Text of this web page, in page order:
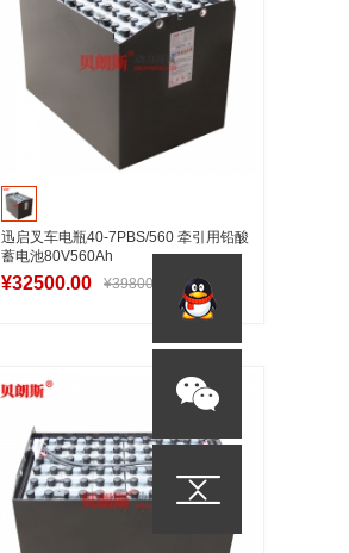
迅启叉车电瓶40-7PBS/560 牵引用铅酸
蓄电池80V560Ah
¥32500.00 ¥39800